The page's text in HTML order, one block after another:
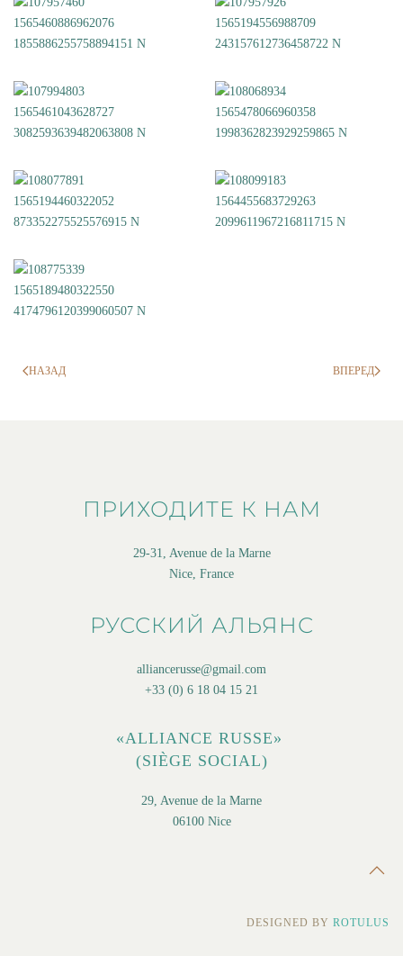
НАЗАД ВПЕРЕД
ПРИХОДИТЕ К НАМ
29-31, Avenue de la Marne
Nice, France
РУССКИЙ АЛЬЯНС
alliancerusse@gmail.com
+33 (0) 6 18 04 15 21
«ALLIANCE RUSSE»
(SIÈGE SOCIAL)
29, Avenue de la Marne
06100 Nice
DESIGNED BY ROTULUS